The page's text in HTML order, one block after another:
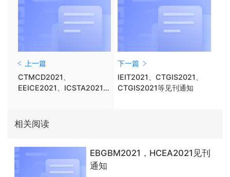
上一篇
CTMCD2021、
EEICE2021、ICSTA2021、
下一篇
IEIT2021、CTGIS2021、
CTGIS2021等见刊通知
相关阅读
EBGBM2021，HCEA2021见刊
通知